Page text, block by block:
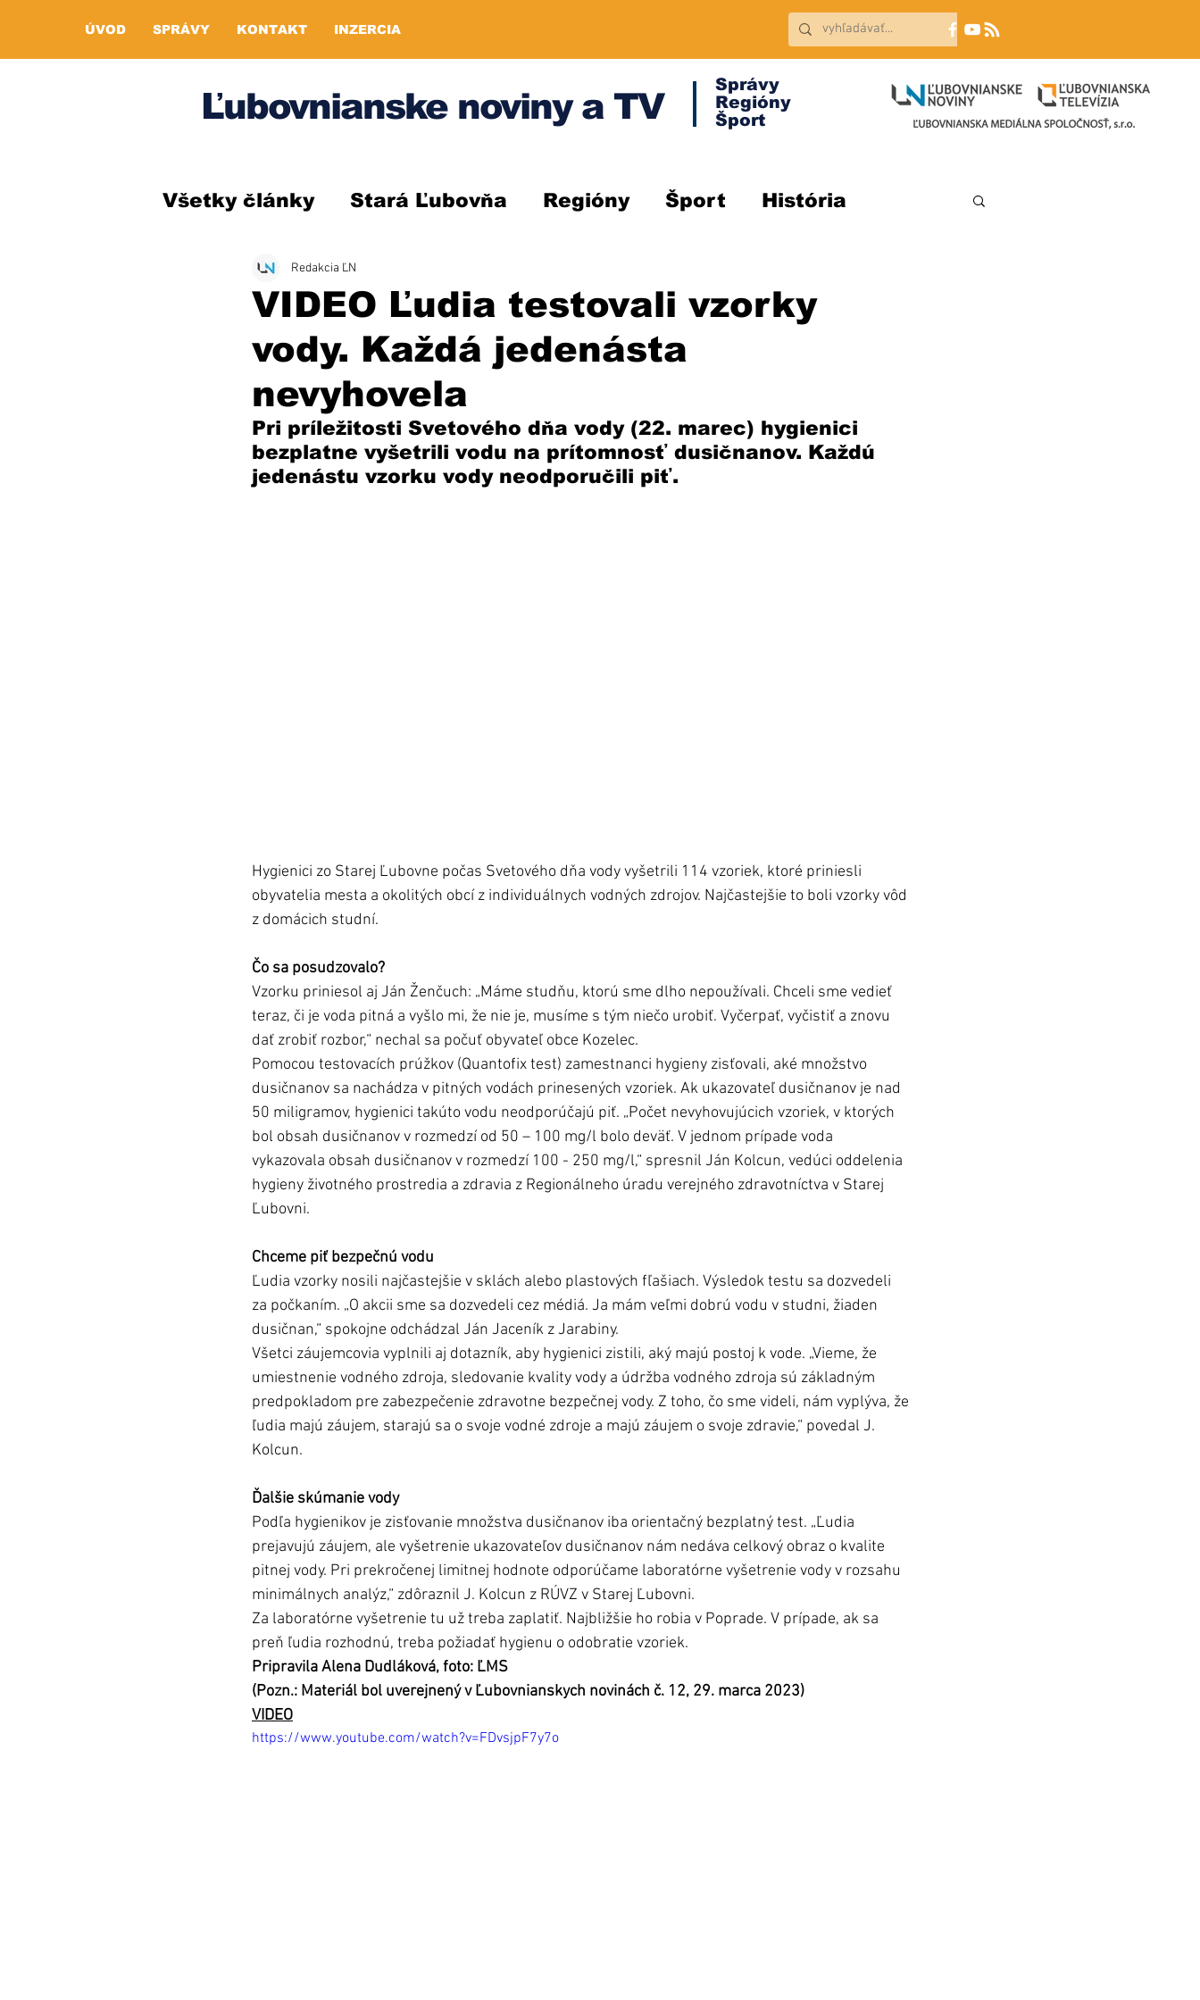
ÚVOD SPRÁVY KONTAKT INZERCIA
Ľubovnianske noviny a TV
Správy
Regióny
Šport
Všetky články Stará Ľubovňa Regióny Šport História
VIDEO Ľudia testovali vzorky
vody. Každá jedenásta
nevyhovela
Redakcia ĽN
Pri príležitosti Svetového dňa vody (22. marec) hygienici
bezplatne vyšetrili vodu na prítomnosť dusičnanov. Každú
jedenástu vzorku vody neodporučili piť.
Hygienici zo Starej Ľubovne počas Svetového dňa vody vyšetrili 114 vzoriek, ktoré priniesli
obyvatelia mesta a okolitých obcí z individuálnych vodných zdrojov. Najčastejšie to boli vzorky vôd
z domácich studní.
Čo sa posudzovalo?
Vzorku priniesol aj Ján Ženčuch: „Máme studňu, ktorú sme dlho nepoužívali. Chceli sme vedieť
teraz, či je voda pitná a vyšlo mi, že nie je, musíme s tým niečo urobiť. Vyčerpať, vyčistiť a znovu
dať zrobiť rozbor,“ nechal sa počuť obyvateľ obce Kozelec.
Pomocou testovacích prúžkov (Quantofix test) zamestnanci hygieny zisťovali, aké množstvo
dusičnanov sa nachádza v pitných vodách prinesených vzoriek. Ak ukazovateľ dusičnanov je nad
50 miligramov, hygienici takúto vodu neodporúčajú piť. „Počet nevyhovujúcich vzoriek, v ktorých
bol obsah dusičnanov v rozmedzí od 50 – 100 mg/l bolo deväť. V jednom prípade voda
vykazovala obsah dusičnanov v rozmedzí 100 - 250 mg/l,“ spresnil Ján Kolcun, vedúci oddelenia
hygieny životného prostredia a zdravia z Regionálneho úradu verejného zdravotníctva v Starej
Ľubovni.
Chceme piť bezpečnú vodu
Ľudia vzorky nosili najčastejšie v sklách alebo plastových fľašiach. Výsledok testu sa dozvedeli
za počkaním. „O akcii sme sa dozvedeli cez médiá. Ja mám veľmi dobrú vodu v studni, žiaden
dusičnan,“ spokojne odchádzal Ján Jaceník z Jarabiny.
Všetci záujemcovia vyplnili aj dotazník, aby hygienici zistili, aký majú postoj k vode. „Vieme, že
umiestnenie vodného zdroja, sledovanie kvality vody a údržba vodného zdroja sú základným
predpokladom pre zabezpečenie zdravotne bezpečnej vody. Z toho, čo sme videli, nám vyplýva, že
ľudia majú záujem, starajú sa o svoje vodné zdroje a majú záujem o svoje zdravie,“ povedal J.
Kolcun.
Ďalšie skúmanie vody
Podľa hygienikov je zisťovanie množstva dusičnanov iba orientačný bezplatný test. „Ľudia
prejavujú záujem, ale vyšetrenie ukazovateľov dusičnanov nám nedáva celkový obraz o kvalite
pitnej vody. Pri prekročenej limitnej hodnote odporúčame laboratórne vyšetrenie vody v rozsahu
minimálnych analýz,“ zdôraznil J. Kolcun z RÚVZ v Starej Ľubovni.
Za laboratórne vyšetrenie tu už treba zaplatiť. Najbližšie ho robia v Poprade. V prípade, ak sa
preň ľudia rozhodnú, treba požiadať hygienu o odobratie vzoriek.
Pripravila Alena Dudláková, foto: ĽMS
(Pozn.: Materiál bol uverejnený v Ľubovnianskych novinách č. 12, 29. marca 2023)
VIDEO
https://www.youtube.com/watch?v=FDvsjpF7y7o